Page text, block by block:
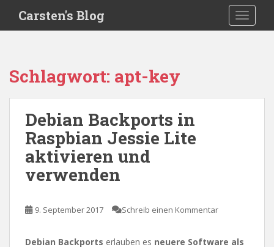
i
Carsten's Blog
Schlagwort: apt-key
Debian Backports in
Raspbian Jessie Lite
aktivieren und
verwenden
9. September 2017 Schreib einen Kommentar
Debian Backports erlauben es neuere Software als